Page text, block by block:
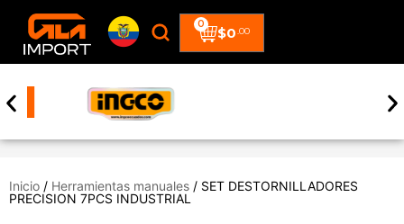
$0 .00
0
Inicio / Herramientas manuales / SET DESTORNILLADORES
PRECISION 7PCS INDUSTRIAL